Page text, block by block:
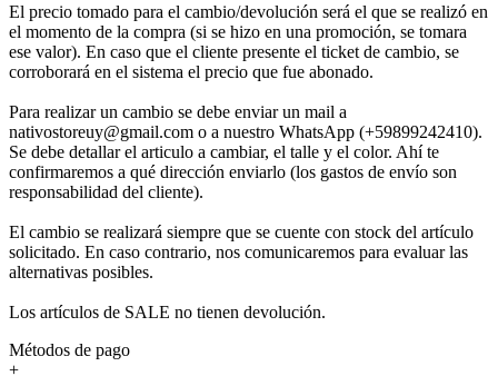
El precio tomado para el cambio/devolución será el que se realizó en
el momento de la compra (si se hizo en una promoción, se tomara
ese valor). En caso que el cliente presente el ticket de cambio, se
corroborará en el sistema el precio que fue abonado.
Para realizar un cambio se debe enviar un mail a
nativostoreuy@gmail.com o a nuestro WhatsApp (+59899242410).
Se debe detallar el articulo a cambiar, el talle y el color. Ahí te
confirmaremos a qué dirección enviarlo (los gastos de envío son
responsabilidad del cliente).
El cambio se realizará siempre que se cuente con stock del artículo
solicitado. En caso contrario, nos comunicaremos para evaluar las
alternativas posibles.
Los artículos de SALE no tienen devolución.
Métodos de pago
+